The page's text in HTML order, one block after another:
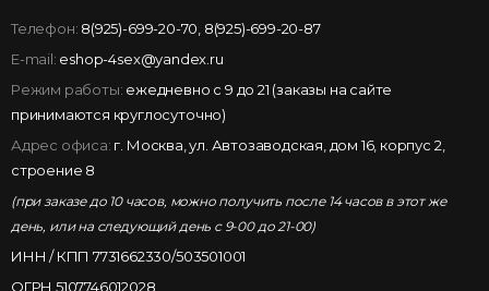
Телефон: 8(925)-699-20-70 8(925)-699-20-87
E-mail: eshop-4sex@yandex.ru
Режим работы: ежедневно с 9 до 21 (заказы на сайте
принимаются круглосуточно)
Адрес офиса: г. Москва, ул. Автозаводская, дом 16, корпус 2,
строение 8
(при заказе до 10 часов, можно получить после 14 часов в этот же
день, или на следующий день с 9-00 до 21-00)
ИНН / КПП 7731662330/503501001
ОГРН 5107746012028